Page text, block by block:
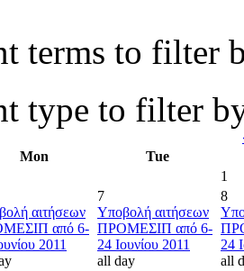
terms to filter
type to filter
Mon
Tue
1
αιτήσεων
από 6-
2011
7
Υποβολή αιτήσεων
ΠΡΟΜΕΣΙΠ από 6-
24 Ιουνίου 2011
all day
8
24
all